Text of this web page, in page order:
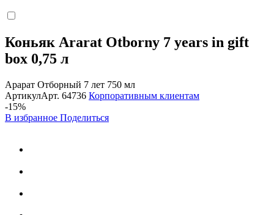
Коньяк Ararat Otborny 7 years in gift
box 0,75 л
Арарат Отборный 7 лет 750 мл
АртикулАрт. 64736 Корпоративным клиентам
-15%
В избранное Поделиться